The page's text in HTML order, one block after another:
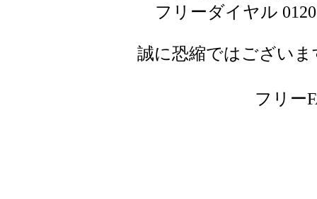
フリーダイヤル
誠に恐縮ではござい
フリー